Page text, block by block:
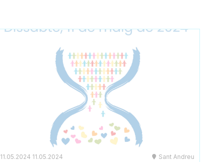
11.05.2024 11.05.2024 Sant Andreu